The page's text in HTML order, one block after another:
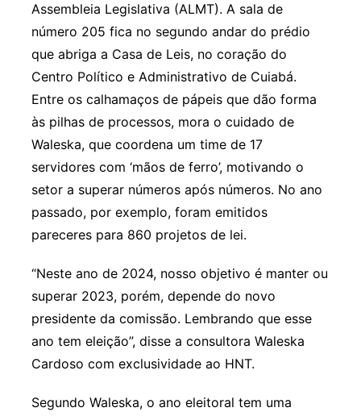
Assembleia Legislativa (ALMT). A sala de
número 205 fica no segundo andar do prédio
que abriga a Casa de Leis, no coração do
Centro Político e Administrativo de Cuiabá.
Entre os calhamaços de pápeis que dão forma
às pilhas de processos, mora o cuidado de
Waleska, que coordena um time de 17
servidores com ‘mãos de ferro’, motivando o
setor a superar números após números. No ano
passado, por exemplo, foram emitidos
pareceres para 860 projetos de lei.
“Neste ano de 2024, nosso objetivo é manter ou
superar 2023, porém, depende do novo
presidente da comissão. Lembrando que esse
ano tem eleição”, disse a consultora Waleska
Cardoso com exclusividade ao HNT.
Segundo Waleska, o ano eleitoral tem uma